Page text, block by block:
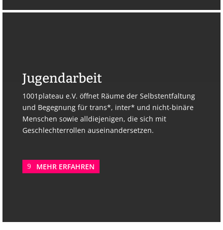
Jugendarbeit
1001plateau e.V. öffnet Räume der Selbstentfaltung
und Begegnung für trans*, inter* und nicht-binäre
Menschen sowie alldiejenigen, die sich mit
Geschlechterrollen auseinandersetzen.
MEHR ERFAHREN